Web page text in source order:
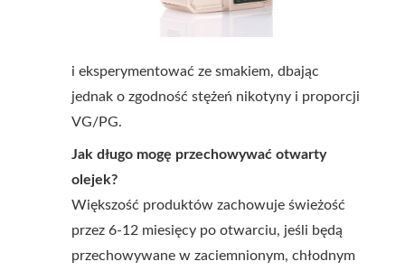
i eksperymentować ze smakiem, dbając
jednak o zgodność stężeń nikotyny i proporcji
VG/PG.
Jak długo mogę przechowywać otwarty
olejek?
Większość produktów zachowuje świeżość
przez 6-12 miesięcy po otwarciu, jeśli będą
przechowywane w zaciemnionym, chłodnym